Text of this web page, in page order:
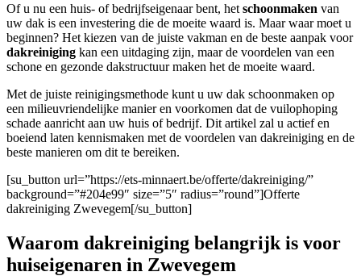
Of u nu een huis- of bedrijfseigenaar bent, het schoonmaken van
uw dak is een investering die de moeite waard is. Maar waar moet u
beginnen? Het kiezen van de juiste vakman en de beste aanpak voor
dakreiniging kan een uitdaging zijn, maar de voordelen van een
schone en gezonde dakstructuur maken het de moeite waard.
Met de juiste reinigingsmethode kunt u uw dak schoonmaken op
een milieuvriendelijke manier en voorkomen dat de vuilophoping
schade aanricht aan uw huis of bedrijf. Dit artikel zal u actief en
boeiend laten kennismaken met de voordelen van dakreiniging en de
beste manieren om dit te bereiken.
[su_button url=”https://ets-minnaert.be/offerte/dakreiniging/”
background=”#204e99″ size=”5″ radius=”round”]Offerte
dakreiniging Zwevegem[/su_button]
Waarom dakreiniging belangrijk is voor
huiseigenaren in Zwevegem